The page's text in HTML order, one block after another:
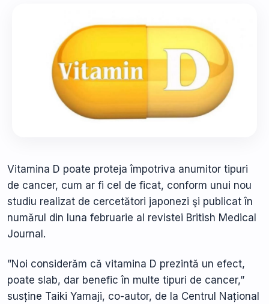
Vitamina D poate proteja împotriva anumitor tipuri
de cancer, cum ar fi cel de ficat, conform unui nou
studiu realizat de cercetători japonezi şi publicat în
numărul din luna februarie al revistei British Medical
Journal.
”Noi considerăm că vitamina D prezintă un efect,
poate slab, dar benefic în multe tipuri de cancer,”
susține Taiki Yamaji, co-autor, de la Centrul Național